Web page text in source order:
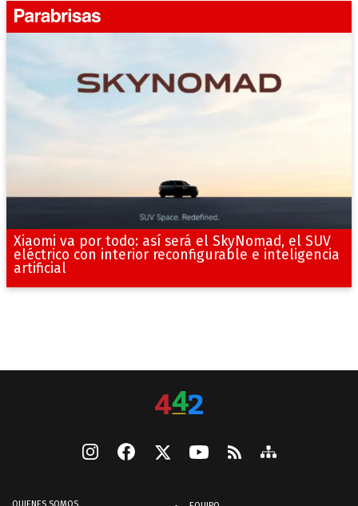
Xiaomi va por todo: así será el SkyNomad, el SUV
eléctrico con interior reconfigurable e inteligencia
artificial